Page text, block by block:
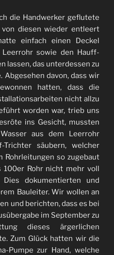
die Handwerker geflutete
diesen wieder entleert
einfach einen Deckel
sowie den Hauff-
lassen, das unterdessen zu
Abgesehen davon, dass wir
hatten, dass die
nicht allzu
worden war, trieb uns
ins Gesicht, mussten
aus dem Leerrohr
säubern, welcher
Rohrleitungen so zugebaut
100er Rohr nicht mehr voll
dokumentierten und
Bauleiter. Wir wollen an
und berichten, dass es bei
im September zu
dieses ärgerlichen
Zum Glück hatten wir die
Pumpe zur Hand, welche